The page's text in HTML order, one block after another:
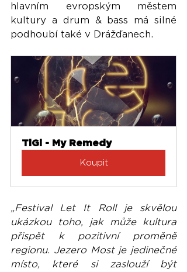
hlavním evropským městem
kultury a drum & bass má silné
podhoubí také v Drážďanech.
TiGi - My Remedy
Koupit
„Festival Let It Roll je skvělou
ukázkou toho, jak může kultura
přispět k pozitivní proměně
regionu. Jezero Most je jedinečné
místo, které si zaslouží být